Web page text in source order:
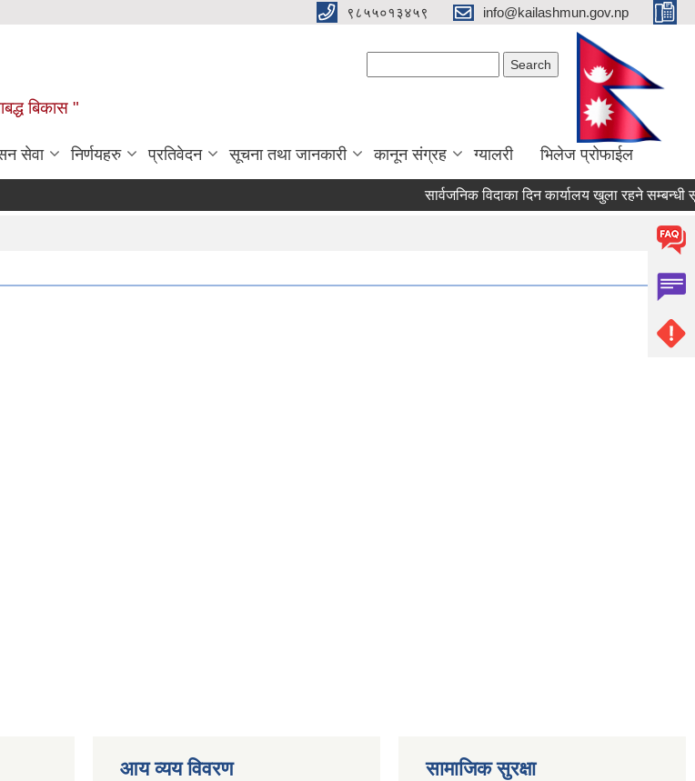
९८५५०१३४५९ info@kailashmun.gov.np
बिकास "
सेवा निर्णयहरु प्रतिवेदन सूचना तथा जानकारी कानून संग्रह ग्यालरी भिलेज प्रोफाईल
सार्वजनिक विदाका दिन कार्यालय खुला रहने सम्बन्धी
आय व्यय विवरण सामाजिक सुरक्षा